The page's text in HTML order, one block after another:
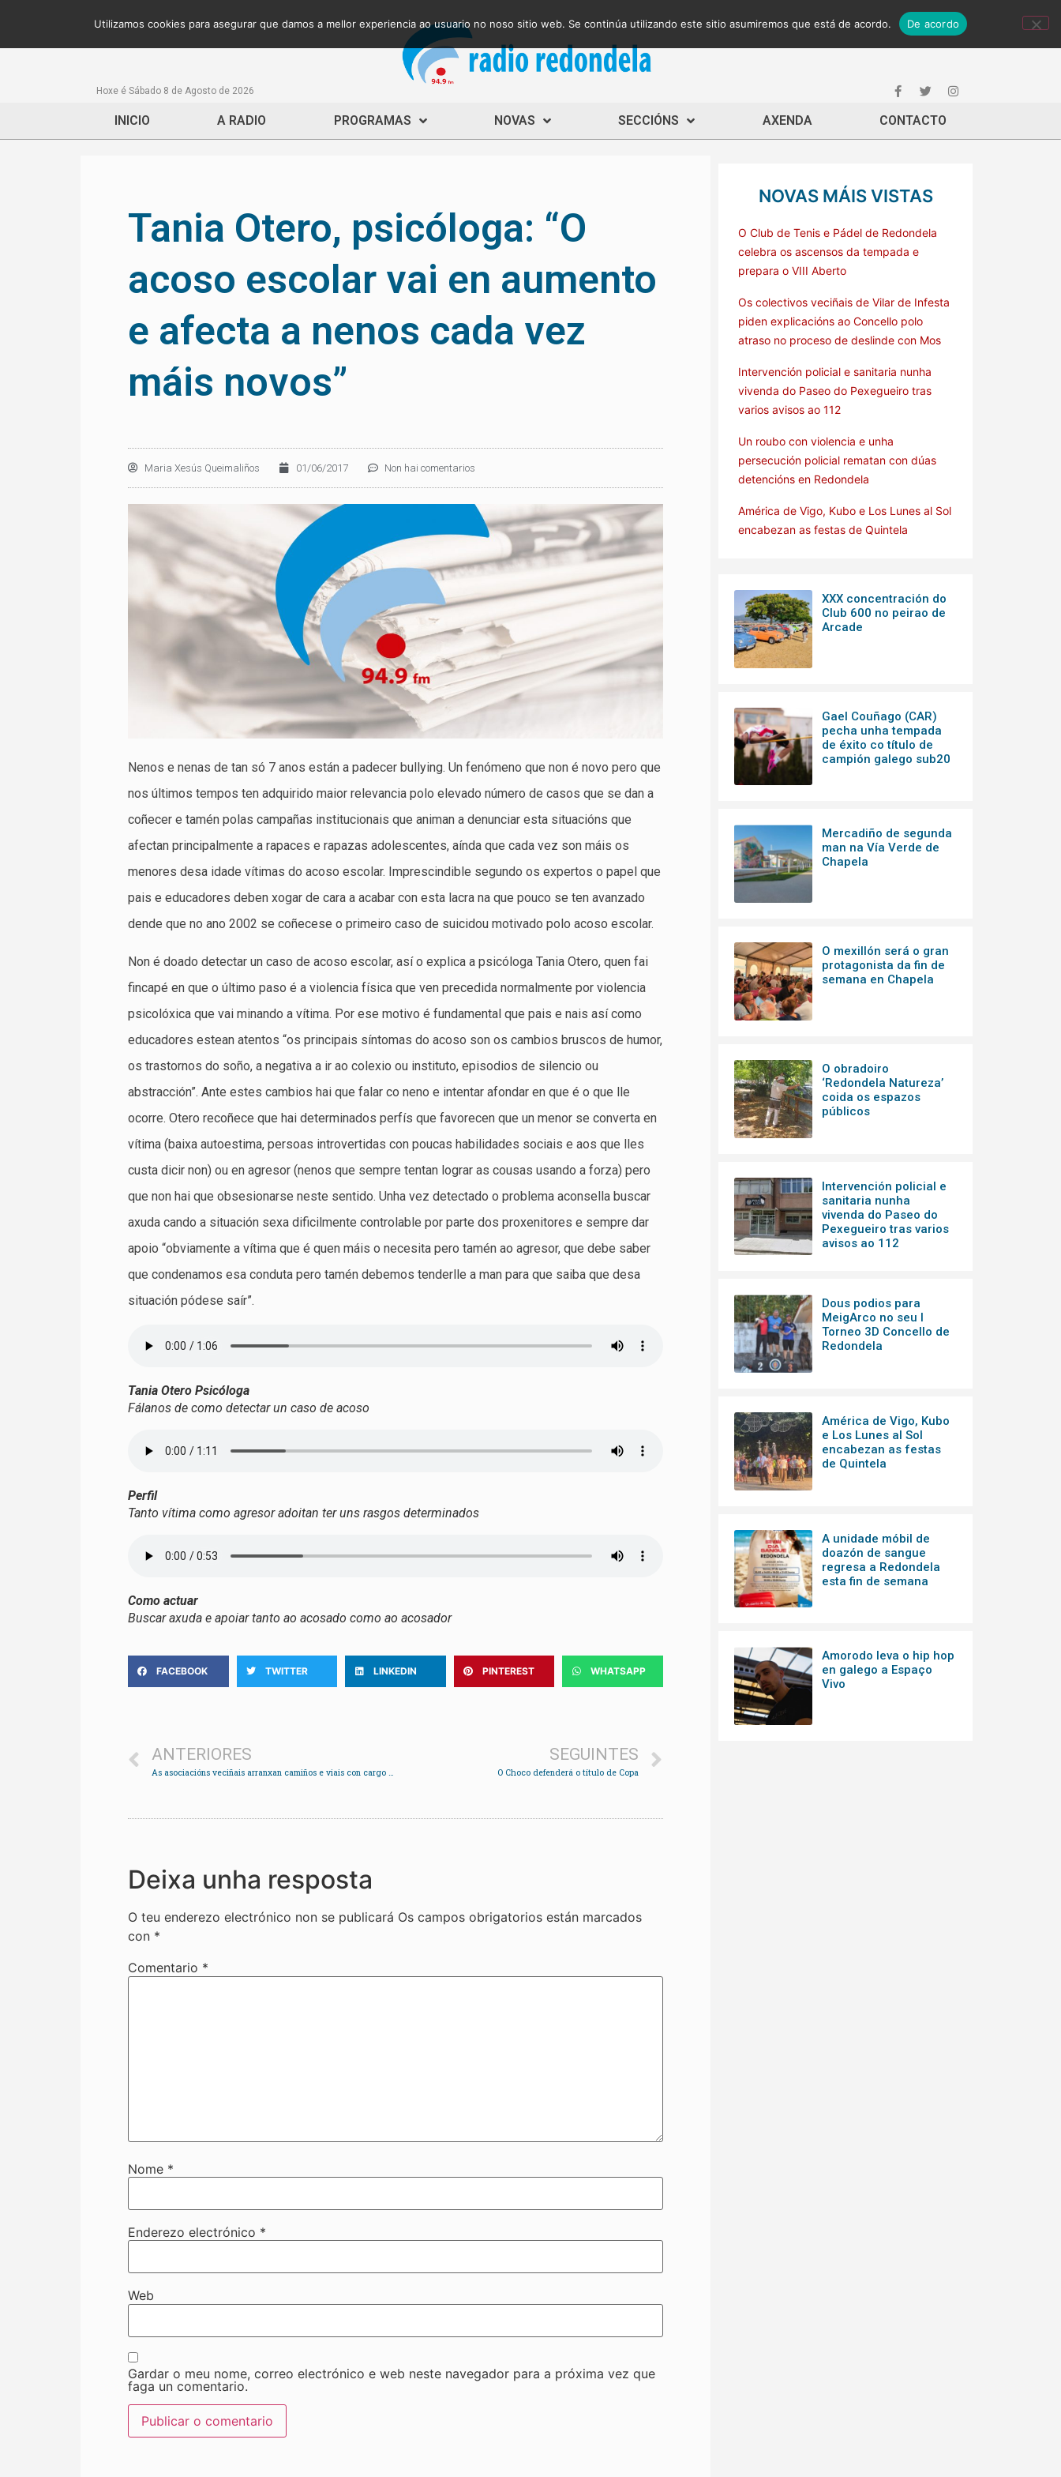
Hoxe é Sábado 8 de Agosto de 2026
INICIO A RADIO PROGRAMAS NOVAS SECCIÓNS AXENDA CONTACTO
Tania Otero, psicóloga: “O
acoso escolar vai en aumento
e afecta a nenos cada vez
máis novos”
Maria Xesús Queimaliños 01/06/2017 Non hai comentarios
Nenos e nenas de tan só 7 anos están a padecer bullying. Un fenómeno que non é novo pero que
nos últimos tempos ten adquirido maior relevancia polo elevado número de casos que se dan a
coñecer e tamén polas campañas institucionais que animan a denunciar esta situacións que
afectan principalmente a rapaces e rapazas adolescentes, aínda que cada vez son máis os
menores desa idade vítimas do acoso escolar. Imprescindible segundo os expertos o papel que
pais e educadores deben xogar de cara a acabar con esta lacra na que pouco se ten avanzado
dende que no ano 2002 se coñecese o primeiro caso de suicidou motivado polo acoso escolar.
Non é doado detectar un caso de acoso escolar, así o explica a psicóloga Tania Otero, quen fai
fincapé en que o último paso é a violencia física que ven precedida normalmente por violencia
psicolóxica que vai minando a vítima. Por ese motivo é fundamental que pais e nais así como
educadores estean atentos “os principais síntomas do acoso son os cambios bruscos de humor,
os trastornos do soño, a negativa a ir ao colexio ou instituto, episodios de silencio ou
abstracción”. Ante estes cambios hai que falar co neno e intentar afondar en que é o que lle
ocorre. Otero recoñece que hai determinados perfís que favorecen que un menor se converta en
vítima (baixa autoestima, persoas introvertidas con poucas habilidades sociais e aos que lles
custa dicir non) ou en agresor (nenos que sempre tentan lograr as cousas usando a forza) pero
que non hai que obsesionarse neste sentido. Unha vez detectado o problema aconsella buscar
axuda cando a situación sexa dificilmente controlable por parte dos proxenitores e sempre dar
apoio “obviamente a vítima que é quen máis o necesita pero tamén ao agresor, que debe saber
que condenamos esa conduta pero tamén debemos tenderlle a man para que saiba que desa
situación pódese saír”.
Tania Otero Psicóloga
Fálanos de como detectar un caso de acoso
Perfil
Tanto vítima como agresor adoitan ter uns rasgos determinados
Como actuar
Buscar axuda e apoiar tanto ao acosado como ao acosador
FACEBOOK TWITTER LINKEDIN PINTEREST WHATSAPP
ANTERIORES
As asociacións veciñais arranxan camiños e viais con cargo á Xunta
SEGUINTES
O Choco defenderá o título de Copa
Deixa unha resposta
O teu enderezo electrónico non se publicará Os campos obrigatorios están marcados
con *
Comentario *
Nome *
Enderezo electrónico *
Web
Gardar o meu nome, correo electrónico e web neste navegador para a próxima vez que
faga un comentario.
NOVAS MÁIS VISTAS
O Club de Tenis e Pádel de Redondela
celebra os ascensos da tempada e
prepara o VIII Aberto
Os colectivos veciñais de Vilar de Infesta
piden explicacións ao Concello polo
atraso no proceso de deslinde con Mos
Intervención policial e sanitaria nunha
vivenda do Paseo do Pexegueiro tras
varios avisos ao 112
Un roubo con violencia e unha
persecución policial rematan con dúas
detencións en Redondela
América de Vigo, Kubo e Los Lunes al Sol
encabezan as festas de Quintela
XXX concentración do
Club 600 no peirao de
Arcade
Gael Couñago (CAR)
pecha unha tempada
de éxito co título de
campión galego sub20
Mercadiño de segunda
man na Vía Verde de
Chapela
O mexillón será o gran
protagonista da fin de
semana en Chapela
O obradoiro
‘Redondela Natureza’
coida os espazos
públicos
Intervención policial e
sanitaria nunha
vivenda do Paseo do
Pexegueiro tras varios
avisos ao 112
Dous podios para
MeigArco no seu I
Torneo 3D Concello de
Redondela
América de Vigo, Kubo
e Los Lunes al Sol
encabezan as festas
de Quintela
A unidade móbil de
doazón de sangue
regresa a Redondela
esta fin de semana
Amorodo leva o hip hop
en galego a Espaço
Vivo
Utilizamos cookies para asegurar que damos a mellor experiencia ao usuario no noso sitio web. Se continúa utilizando este sitio asumiremos que está de acordo. De acordo